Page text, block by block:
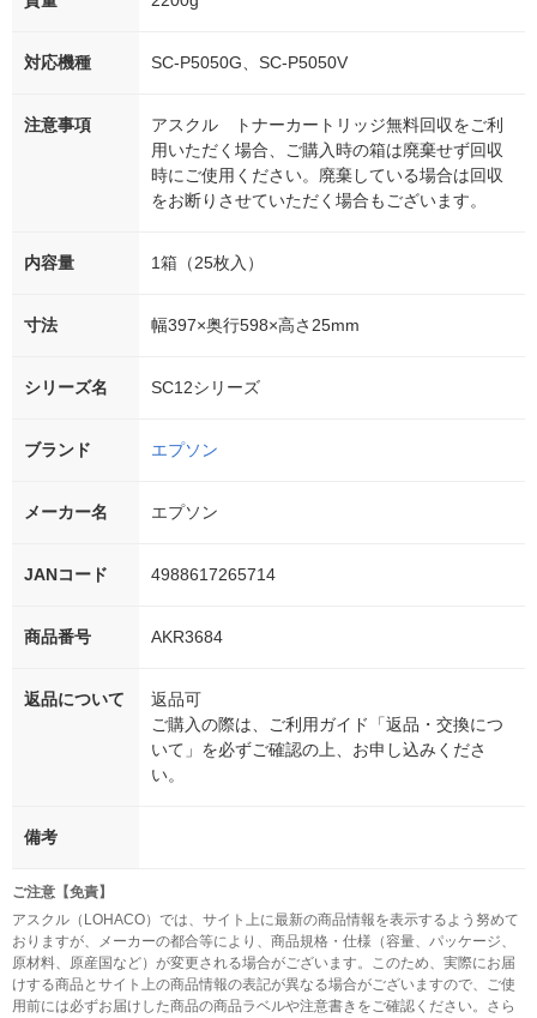
対応機種 SC-P5050G、SC-P5050V
注意事項
アスクル トナーカートリッジ無料回収をご利
用いただく場合、ご購入時の箱は廃棄せず回収
時にご使用ください。廃棄している場合は回収
をお断りさせていただく場合もございます。
内容量 1箱（25枚入）
寸法 幅397×奥行598×高さ25mm
シリーズ名 SC12シリーズ
ブランド エプソン
メーカー名 エプソン
JANコード 4988617265714
商品番号 AKR3684
返品について
返品可
ご購入の際は、ご利用ガイド「返品・交換につ
いて」を必ずご確認の上、お申し込みくださ
い。
備考
ご注意【免責】
アスクル（LOHACO）では、サイト上に最新の商品情報を表示するよう努めて
おりますが、メーカーの都合等により、商品規格・仕様（容量、パッケージ、
原材料、原産国など）が変更される場合がございます。このため、実際にお届
けする商品とサイト上の商品情報の表記が異なる場合がございますので、ご使
用前には必ずお届けした商品の商品ラベルや注意書きをご確認ください。さら